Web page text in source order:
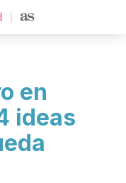
en
ideas